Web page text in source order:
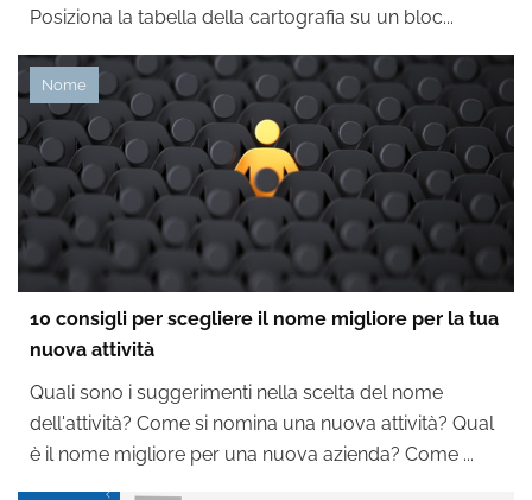
Posiziona la tabella della cartografia su un bloc...
Nome
10 consigli per scegliere il nome migliore per la tua
nuova attività
Quali sono i suggerimenti nella scelta del nome
dell'attività? Come si nomina una nuova attività? Qual
è il nome migliore per una nuova azienda? Come ...